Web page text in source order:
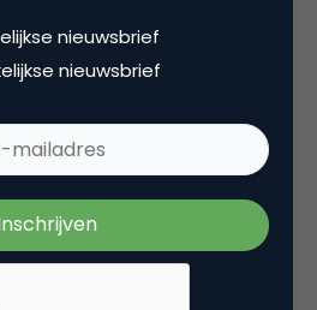
je bedoeld. De kwaliteit is
de input van ons netwerk.
zelf berichten
de rol van facilitator
nieuwsbrief
nieuwsbrief